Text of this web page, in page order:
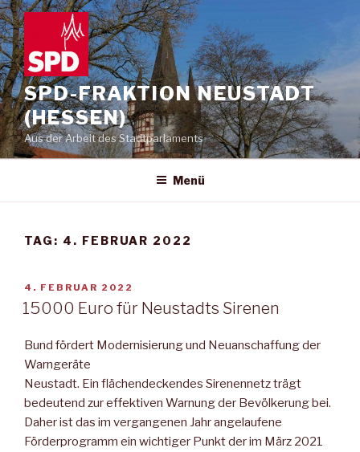
Zum
Inhalt
springen
SPD-FRAKTION NEUSTADT
(HESSEN)
Aus der Arbeit des Stadtparlaments
Menü
TAG: 4. FEBRUAR 2022
VERÖFFENTLICHT
AM
4. FEBRUAR 2022
15 000 Euro für Neustadts Sirenen
Bund fördert Modernisierung und Neuanschaffung der
Warngeräte
Neustadt. Ein flächendeckendes Sirenennetz trägt
bedeutend zur effektiven Warnung der Bevölkerung bei.
Daher ist das im vergangenen Jahr angelaufene
Förderprogramm ein wichtiger Punkt der im März 2021